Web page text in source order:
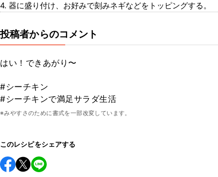
4. 器に盛り付け、お好みで刻みネギなどをトッピングする。
投稿者からのコメント
はい！できあがり〜
#シーチキン
#シーチキンで満足サラダ生活
※みやすさのために書式を一部改変しています。
このレシピをシェアする